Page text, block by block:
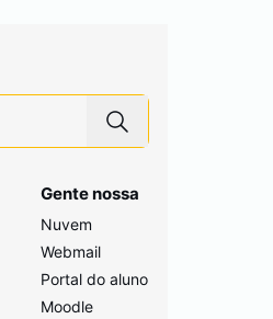
Gente nossa
Nuvem
Webmail
Portal do aluno
Moodle